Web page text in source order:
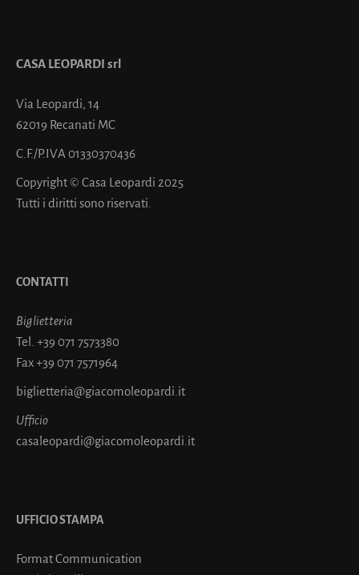
CASA LEOPARDI srl
Via Leopardi, 14
62019 Recanati MC
C.F./P.IVA 01330370436
Copyright © Casa Leopardi 2025
Tutti i diritti sono riservati.
CONTATTI
Biglietteria
Tel. +39 071 7573380
Fax+39 071 7571964
biglietteria@giacomoleopardi.it
Ufficio
casaleopardi@giacomoleopardi.it
UFFICIO STAMPA
Format Communication